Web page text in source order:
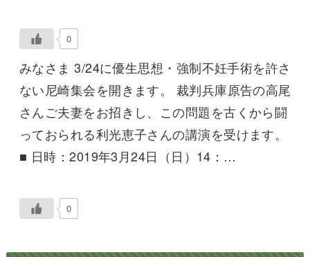
0
みなさま 3/24に優生思想・強制不妊手術を許さ
ない尼崎集会を開きます。 裁判兵庫原告の高尾
さんご夫妻をお招きし、この問題を古くから闘
っておられる利光恵子さんの講演を受けます。
■ 日時：2019年3月24日（日）14：…
0